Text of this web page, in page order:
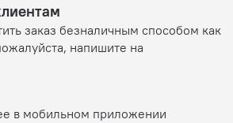
заказ безналичным способом как
напишите на
в мобильном приложении